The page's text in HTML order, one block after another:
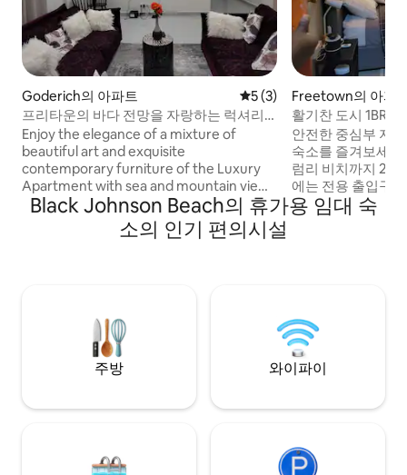
Goderich의 아파트 평점 5점(5점 만점), 후기 3
5 (3)
프리타운의 바다 전망을 자랑하는 럭셔리
아파트
Enjoy the elegance of a mixture of
beautiful art and exquisite
contemporary furniture of the Luxury
Apartment with sea and mountain views
from the living room. The property has
amazing lush garden interspersed with
Acacia trees and Palms. The property is
bedroom Apartment has ensuite
bathroom to each room plus guest
toilet. Washing machine & 30kva
Freetown의 아파
활기찬 도시 1BR,
중무휴 24시간 전
안전한 중심부 지
숙소를 즐겨보세
럼리 비치까지 25
에는 전용 출입구가 있습
전원: 정전 시에도
에 연결된 상태를
게스트와의 교류: 체크인: 오후 3시 | 체크아
웃: 오후 12시(요청
Black Johnson Beach의 휴가용 임대 숙
소의 인기 편의시설
주방 와이파이